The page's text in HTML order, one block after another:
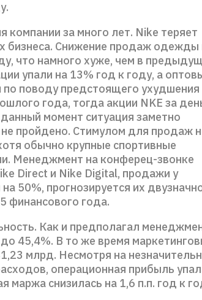
за много лет. Nike теряет
бизнеса. Снижение продаж одежды
что намного хуже, чем в
упали на 13% год к году, а
по поводу предстоящего ухудшения
года, тогда акции NKE за
момент ситуация заметно
пройдено. Стимулом для продаж
обычно крупные спортивные
Менеджмент на конферец-звонке
Direct и Nike Digital, продажи у
50%, прогнозируется их
финансового года.
Как и предполагал
45,4%. В то же время
млрд. Несмотря на
операционная прибыль
маржа снизилась на 1,6 п.п. год к